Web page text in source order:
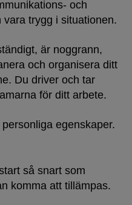
och
trygg i situationen.
är noggrann,
och organisera ditt
Du driver och tar
för ditt arbete.
egenskaper.
så snart som
komma att tillämpas.